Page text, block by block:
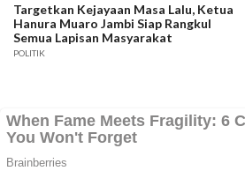
Targetkan Kejayaan Masa Lalu, Ketua
Hanura Muaro Jambi Siap Rangkul
Semua Lapisan Masyarakat
POLITIK